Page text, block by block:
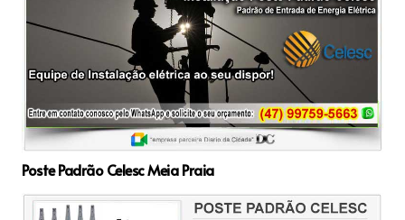
Poste Padrão Celesc Meia Praia